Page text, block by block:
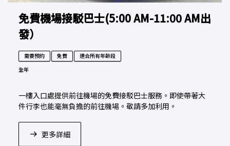
免費機場接駁巴士(5:00 AM-11:00 AM出
發）
需要預約 免費
適合所有年齡段
全年
一樓入口處提供前往機場的免費接駁巴士服務。即使帶著大
件行李也能毫無負擔的前往機場。敬請多加利用。
更多詳細